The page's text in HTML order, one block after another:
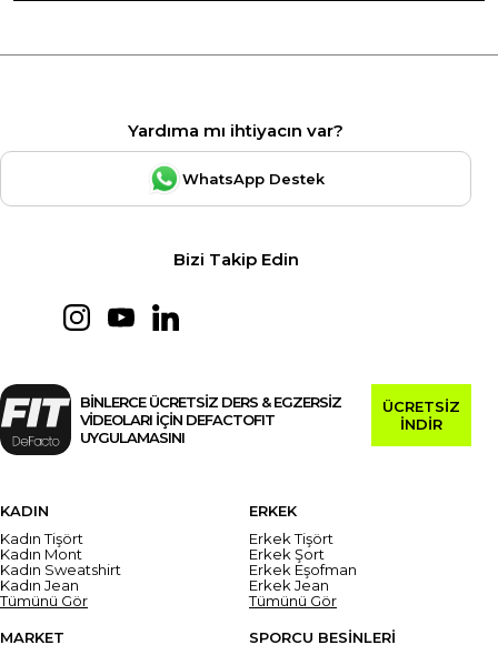
Yardıma mı ihtiyacın var?
WhatsApp Destek
Bizi Takip Edin
BİNLERCE ÜCRETSİZ DERS & EGZERSİZ
VİDEOLARI İÇİN DEFACTOFIT
UYGULAMASINI
ÜCRETSİZ
İNDİR
KADIN
Kadın Tişört
Kadın Mont
Kadın Sweatshirt
Kadın Jean
Tümünü Gör
ERKEK
Erkek Tişört
Erkek Şort
Erkek Eşofman
Erkek Jean
Tümünü Gör
MARKET
SPORCU BESİNLERİ